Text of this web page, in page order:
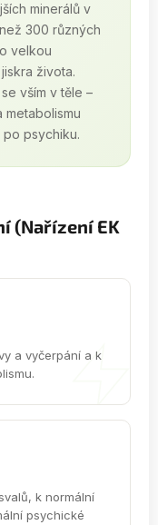
minerálů v
300 různých
velkou
života.
vším v těle –
psychiku.
(Nařízení EK
a vyčerpání a k
k normální
psychické